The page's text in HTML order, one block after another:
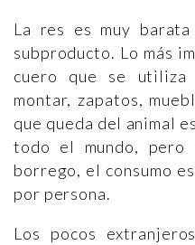
La res es muy
subproducto. Lo más
cuero que se utiliza
montar, zapatos,
que queda del animal
todo el mundo,
borrego, el consumo
por persona.
Los pocos